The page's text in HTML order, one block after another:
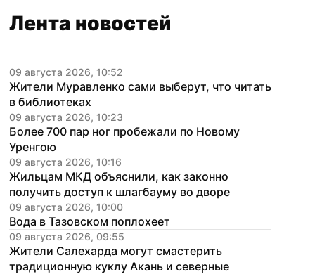
Лента новостей
09 августа 2026, 10:52
Жители Муравленко сами выберут, что читать
в библиотеках
09 августа 2026, 10:23
Более 700 пар ног пробежали по Новому
Уренгою
09 августа 2026, 10:16
Жильцам МКД объяснили, как законно
получить доступ к шлагбауму во дворе
09 августа 2026, 10:00
Вода в Тазовском поплохеет
09 августа 2026, 09:55
Жители Салехарда могут смастерить
традиционную куклу Акань и северные